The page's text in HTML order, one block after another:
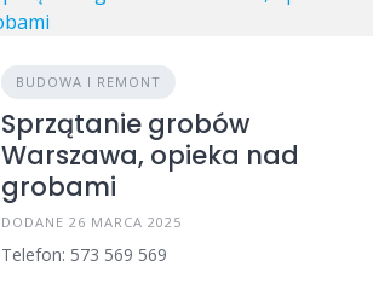
BUDOWA I REMONT
Sprzątanie grobów
Warszawa, opieka nad
grobami
DODANE 26 MARCA 2025
Telefon: 573 569 569